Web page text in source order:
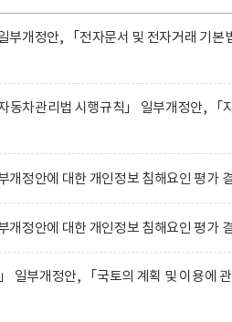
부개정안, 「전자문서 및 전자거래 기
동차관리법 시행규칙」 일부개정안, 「
개정안에 대한 개인정보 침해요인 평가
개정안에 대한 개인정보 침해요인 평가
일부개정안, 「국토의 계획 및 이용에